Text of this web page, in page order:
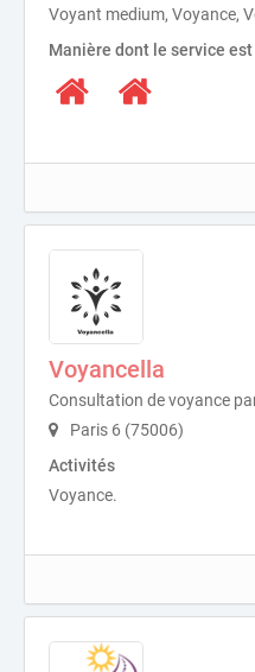
Voyant medium, Voyance,
Manière dont le service
Voyancella
Consultation de voyance
Paris 6 (75006)
Activités
Voyance.